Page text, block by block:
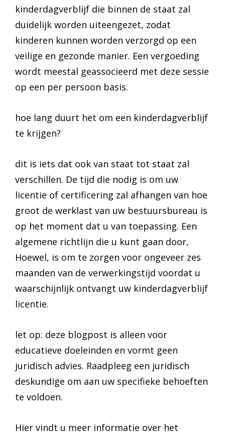
kinderdagverblijf die binnen de staat zal
duidelijk worden uiteengezet, zodat
kinderen kunnen worden verzorgd op een
veilige en gezonde manier. Een vergoeding
wordt meestal geassocieerd met deze sessie
op een per persoon basis.
hoe lang duurt het om een kinderdagverblijf
te krijgen?
dit is iets dat ook van staat tot staat zal
verschillen. De tijd die nodig is om uw
licentie of certificering zal afhangen van hoe
groot de werklast van uw bestuursbureau is
op het moment dat u van toepassing. Een
algemene richtlijn die u kunt gaan door,
Hoewel, is om te zorgen voor ongeveer zes
maanden van de verwerkingstijd voordat u
waarschijnlijk ontvangt uw kinderdagverblijf
licentie.
let op: deze blogpost is alleen voor
educatieve doeleinden en vormt geen
juridisch advies. Raadpleeg een juridisch
deskundige om aan uw specifieke behoeften
te voldoen.
Hier vindt u meer informatie over het